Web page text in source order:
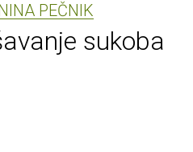
PEČNIK
sukoba